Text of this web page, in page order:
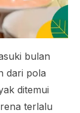
bulan
dari pola
ditemui
terlalu